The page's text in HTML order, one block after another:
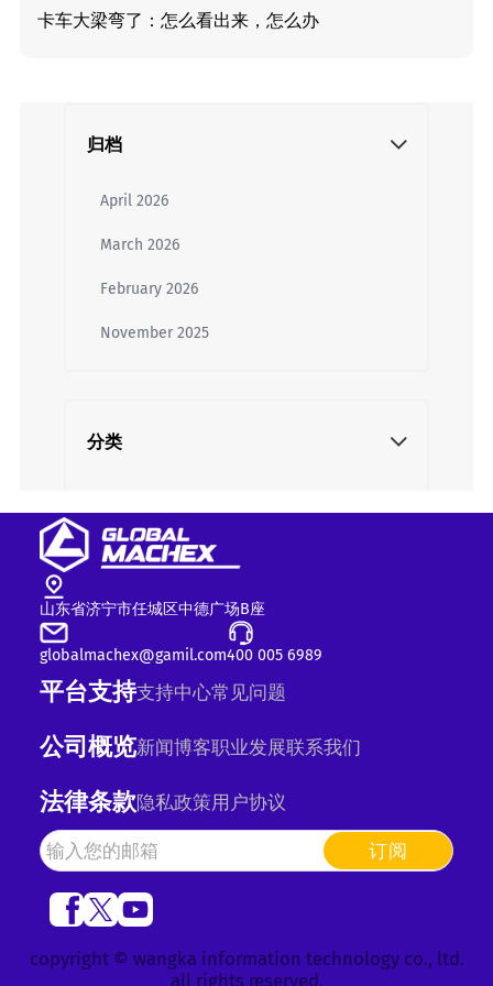
卡车大梁弯了：怎么看出来，怎么办
归档
April 2026
March 2026
February 2026
November 2025
分类
山东省济宁市任城区中德广场B座
globalmachex@gamil.com400 005 6989
平台支持支持中心常见问题
公司概览新闻博客职业发展联系我们
法律条款隐私政策用户协议
订阅
copyright © wangka information technology co., ltd.
all rights reserved.